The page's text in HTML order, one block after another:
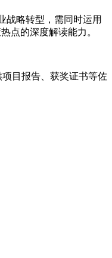
战略转型，需同时运用
点的深度解读能力。
目报告、获奖证书等佐